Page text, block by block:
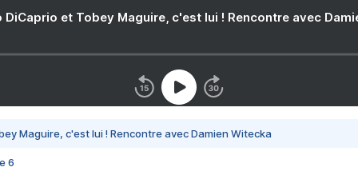
DiCaprio et Tobey Maguire, c'est lui ! Rencontre avec
Maguire, c'est lui ! Rencontre avec Damien Witecka
6